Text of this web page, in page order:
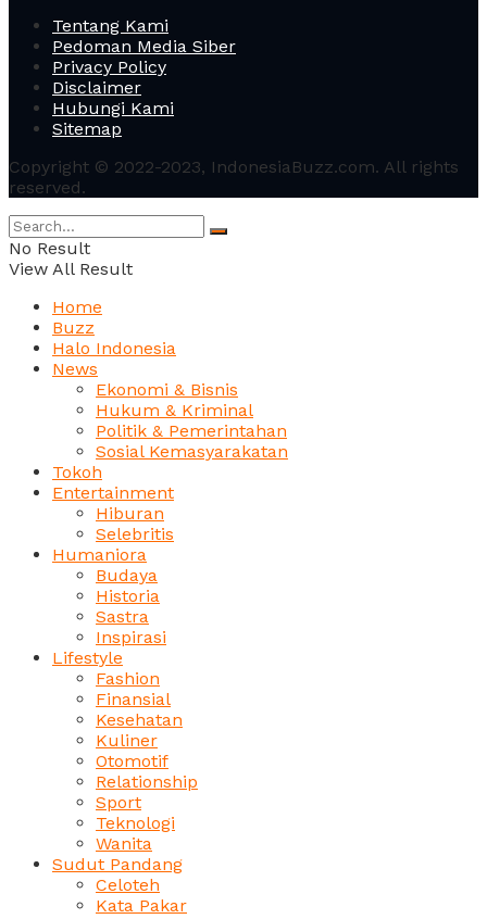
Tentang Kami
Pedoman Media Siber
Privacy Policy
Disclaimer
Hubungi Kami
Sitemap
Copyright © 2022-2023, IndonesiaBuzz.com. All rights
reserved.
No Result
View All Result
Home
Buzz
Halo Indonesia
News
Ekonomi & Bisnis
Hukum & Kriminal
Politik & Pemerintahan
Sosial Kemasyarakatan
Tokoh
Entertainment
Hiburan
Selebritis
Humaniora
Budaya
Historia
Sastra
Inspirasi
Lifestyle
Fashion
Finansial
Kesehatan
Kuliner
Otomotif
Relationship
Sport
Teknologi
Wanita
Sudut Pandang
Celoteh
Kata Pakar